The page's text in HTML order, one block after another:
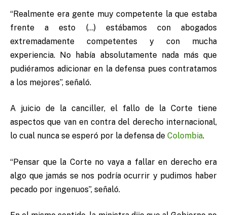
“Realmente era gente muy competente la que estaba
frente a esto (…) estábamos con abogados
extremadamente competentes y con mucha
experiencia. No había absolutamente nada más que
pudiéramos adicionar en la defensa pues contratamos
a los mejores”, señaló.
A juicio de la canciller, el fallo de la Corte tiene
aspectos que van en contra del derecho internacional,
lo cual nunca se esperó por la defensa de Colombia.
“Pensar que la Corte no vaya a fallar en derecho era
algo que jamás se nos podría ocurrir y pudimos haber
pecado por ingenuos”, señaló.